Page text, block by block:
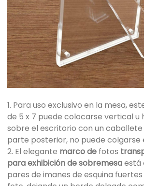
1. Para uso exclusivo en la mesa,
de 5 x 7 puede colocarse vertical
sobre el escritorio con un
parte posterior, no puede colgarse
2. El elegante marco de fotos
para exhibición de sobremesaestá
pares de imanes de esquina